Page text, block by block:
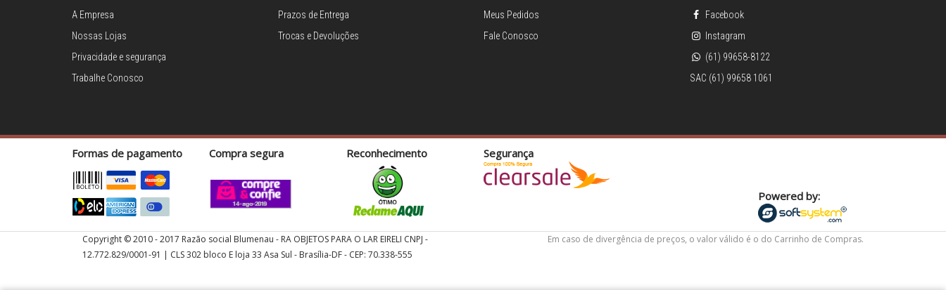
Churrasco
Linha infantil
Cama e banho
A Empresa
Nossas Lojas
Privacidade e segurança
Trabalhe Conosco
Prazos de Entrega
Trocas e Devoluções
Meus Pedidos
Fale Conosco
Facebook
Instagram
(61) 99658-8122
SAC (61) 99658 1061
Formas de pagamento Compra segura Reconhecimento Segurança
Powered by:
Copyright © 2010 - 2017 Razão social Blumenau - RA OBJETOS PARA O LAR EIRELI CNPJ -
12.772.829/0001-91 | CLS 302 bloco E loja 33 Asa Sul - Brasília-DF - CEP: 70.338-555
Em caso de divergência de preços, o valor válido é o do Carrinho de Compras.